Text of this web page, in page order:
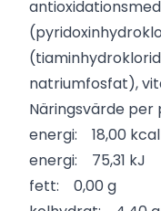
natriumfosfat),
Näringsvärde
energi: 18,00
energi: 75,31 kJ
fett: 0,00 g